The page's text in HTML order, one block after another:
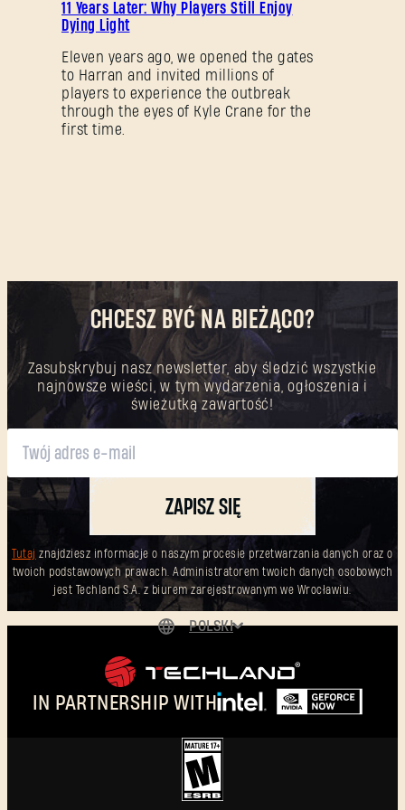
11 Years Later: Why Players Still Enjoy
Dying Light
Eleven years ago, we opened the gates
to Harran and invited millions of
players to experience the outbreak
through the eyes of Kyle Crane for the
first time.
CHCESZ BYĆ NA BIEŻĄCO?
Zasubskrybuj nasz newsletter, aby śledzić wszystkie
najnowsze wieści, w tym wydarzenia, ogłoszenia i
świeżutką zawartość!
ZAPISZ SIĘ
Tutaj znajdziesz informacje o naszym procesie przetwarzania danych oraz o
twoich podstawowych prawach. Administratorem twoich danych osobowych
jest Techland S.A. z biurem zarejestrowanym we Wrocławiu.
IN PARTNERSHIP WITH
POLSKI
FRANÇAIS
简体中文